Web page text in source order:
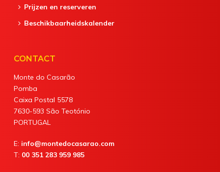
Prijzen en reserveren
Beschikbaarheidskalender
CONTACT
Monte do Casarão
Pomba
Caixa Postal 5578
7630-593 São Teotónio
PORTUGAL
E: info@montedocasarao.com
T: 00 351 283 959 985